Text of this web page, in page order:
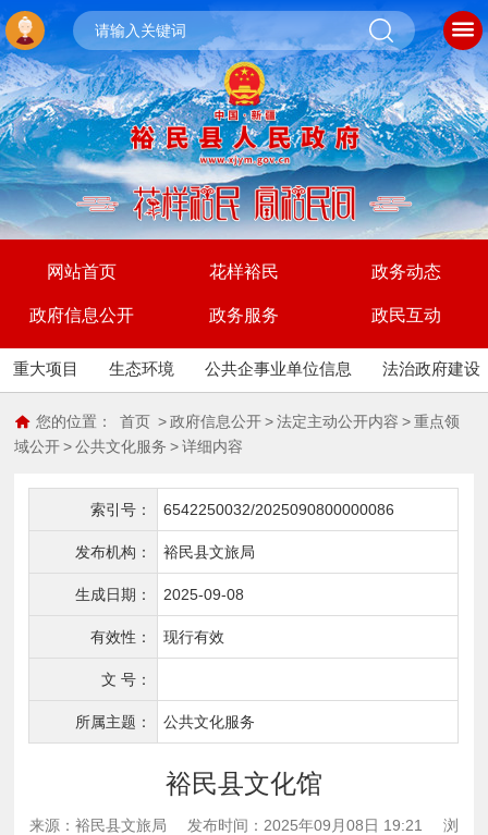
网站首页 花样裕民 政务动态
政府信息公开 政务服务 政民互动
重大项目 生态环境 公共企事业单位信息 法治政府建设
您的位置： 首页 > 政府信息公开 > 法定主动公开内容 > 重点领
域公开 > 公共文化服务 > 详细内容
索引号： 6542250032/2025090800000086
发布机构： 裕民县文旅局
生成日期： 2025-09-08
有效性： 现行有效
文 号：
所属主题： 公共文化服务
裕民县文化馆
来源：裕民县文旅局 发布时间：2025年09月08日 19:21
浏